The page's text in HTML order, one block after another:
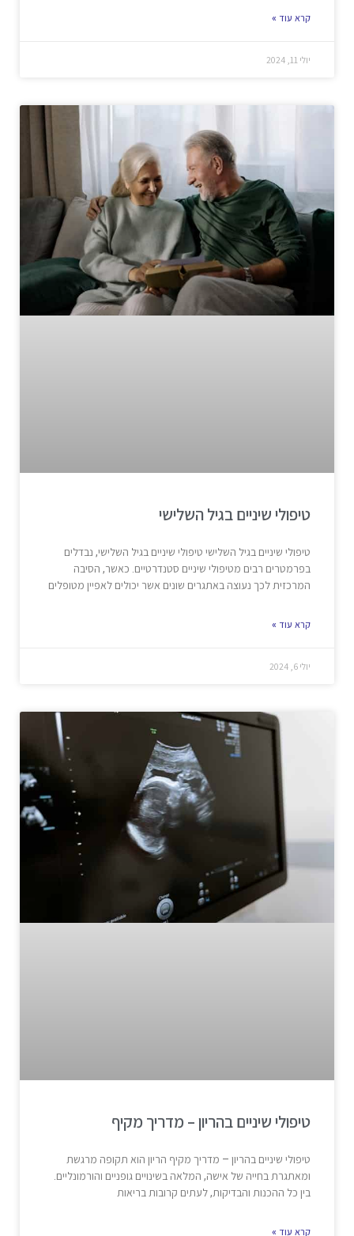
קרא עוד »
יולי 11, 2024
טיפולי שיניים בגיל השלישי
טיפולי שיניים בגיל השלישי טיפולי שיניים בגיל השלישי, נבדלים
בפרמטרים רבים מטיפולי שיניים סטנדרטיים. כאשר, הסיבה
המרכזית לכך נעוצה באתגרים שונים אשר יכולים לאפיין מטופלים
קרא עוד »
יולי 6, 2024
טיפולי שיניים בהריון – מדריך מקיף
טיפולי שיניים בהריון – מדריך מקיף הריון הוא תקופה מרגשת
ומאתגרת בחייה של אישה, המלאה בשינויים גופניים והורמונליים.
בין כל ההכנות והבדיקות, לעתים קרובות בריאות
קרא עוד »